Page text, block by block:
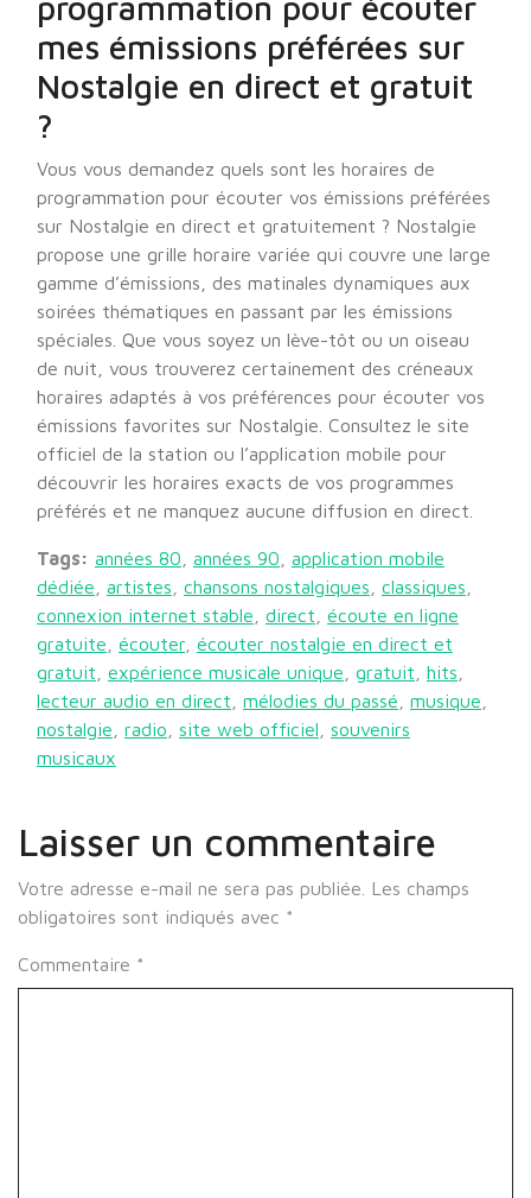
mes émissions préférées sur
Nostalgie en direct et gratuit
?
Vous vous demandez quels sont les horaires de
programmation pour écouter vos émissions préférées
sur Nostalgie en direct et gratuitement ? Nostalgie
propose une grille horaire variée qui couvre une large
gamme d’émissions, des matinales dynamiques aux
soirées thématiques en passant par les émissions
spéciales. Que vous soyez un lève-tôt ou un oiseau
de nuit, vous trouverez certainement des créneaux
horaires adaptés à vos préférences pour écouter vos
émissions favorites sur Nostalgie. Consultez le site
officiel de la station ou l’application mobile pour
découvrir les horaires exacts de vos programmes
préférés et ne manquez aucune diffusion en direct.
Tags: années 80 années 90
application mobile
dédiée
artistes chansons nostalgiques classiques
connexion internet stable
direct
écoute en ligne
gratuite
écouter écouter nostalgie en direct et
gratuit
expérience musicale unique gratuit hits
lecteur audio en direct
mélodies du passé musique
nostalgie
radio site web officiel
souvenirs
musicaux
Laisser un commentaire
Votre adresse e-mail ne sera pas publiée.
Les champs
obligatoires sont indiqués avec *
Commentaire *